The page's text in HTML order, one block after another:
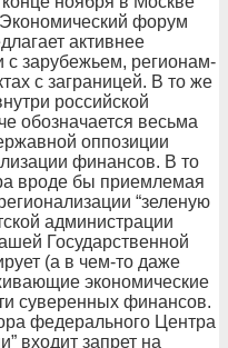
форум
активнее
с зарубежьем, регионам-
с заграницей. В то же
российской
обозначается весьма
оппозиции
финансов. В то
вроде бы приемлемая
“зеленую
администрации
Государственной
(а в чем-то даже
экономические
суверенных финансов.
федерального Центра
входит запрет на